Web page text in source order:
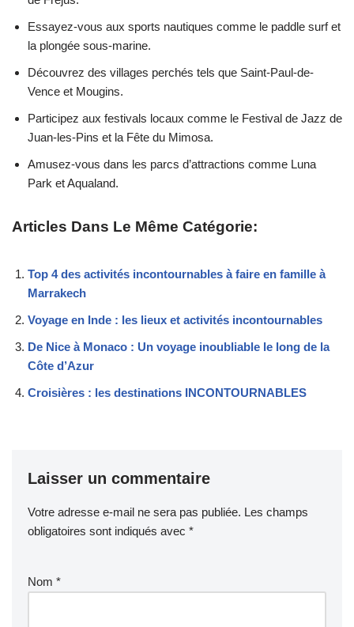
Essayez-vous aux sports nautiques comme le paddle surf et
la plongée sous-marine.
Découvrez des villages perchés tels que Saint-Paul-de-
Vence et Mougins.
Participez aux festivals locaux comme le Festival de Jazz de
Juan-les-Pins et la Fête du Mimosa.
Amusez-vous dans les parcs d’attractions comme Luna
Park et Aqualand.
Articles Dans Le Même Catégorie:
Top 4 des activités incontournables à faire en famille à
Marrakech
Voyage en Inde : les lieux et activités incontournables
De Nice à Monaco : Un voyage inoubliable le long de la
Côte d’Azur
Croisières : les destinations INCONTOURNABLES
Laisser un commentaire
Votre adresse e-mail ne sera pas publiée. Les champs
obligatoires sont indiqués avec *
Nom *